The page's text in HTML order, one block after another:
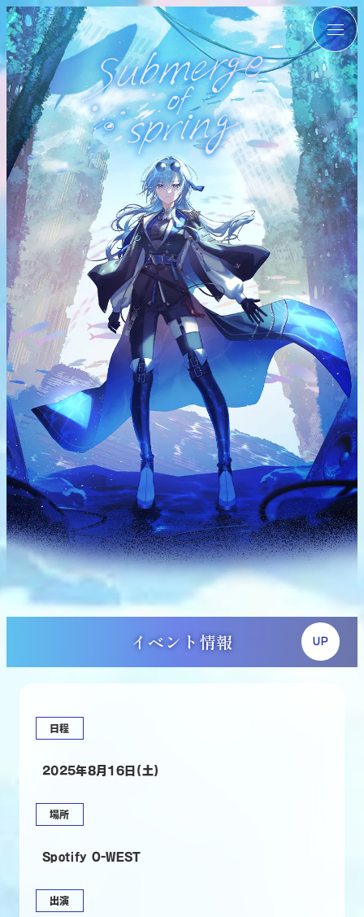
イベント情報 UP
日程
2025年8月16日(土)
場所
Spotify O-WEST
出演
※ピンチイン・アウトで拡大・縮小できます。
※ドラッグで画像を動かすことができます。
※ピンチイン・アウトで拡大・縮小できます。
※ドラッグで画像を動かすことができます。